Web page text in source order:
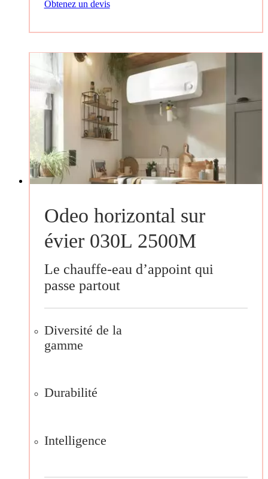
Obtenez un devis
Odeo horizontal sur
évier 030L 2500M
Le chauffe-eau d’appoint qui
passe partout
Diversité de la
gamme
Durabilité
Intelligence